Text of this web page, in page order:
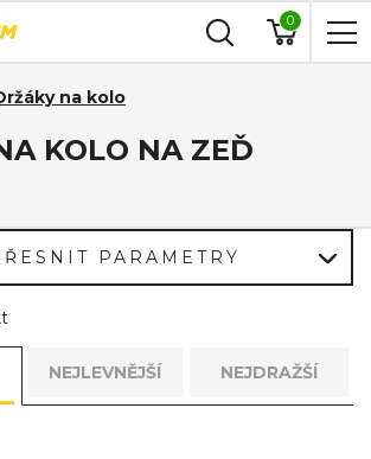
0
na kolo
KOLO NA ZEĎ
PARAMETRY
NEJLEVNĚJŠÍ NEJDRAŽŠÍ